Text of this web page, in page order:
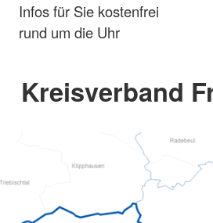
Infos für Sie kostenfrei
rund um die Uhr
Kreisverband